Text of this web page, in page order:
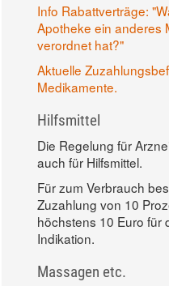
Info Rabattverträge:
Apotheke ein anderes
verordnet hat?"
Aktuelle
Medikamente.
Hilfsmittel
Die Regelung für
auch für Hilfsmittel.
Für zum Verbrauch
Zuzahlung von 10
höchstens 10 Euro für
Indikation.
Massagen etc.